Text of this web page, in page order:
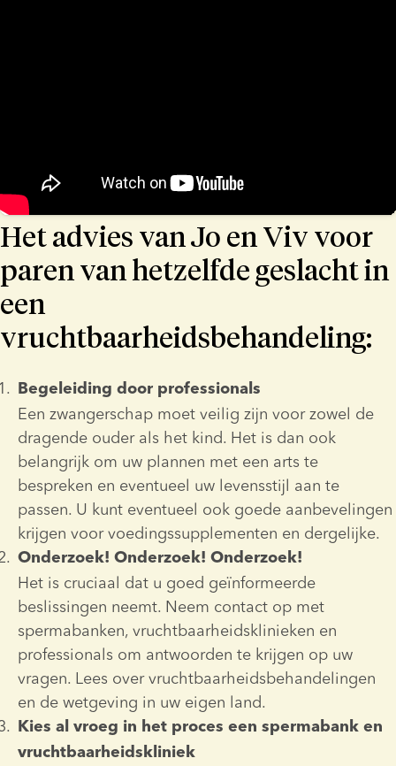
Het advies van Jo en Viv voor
paren van hetzelfde geslacht in
een
vruchtbaarheidsbehandeling:
Begeleiding door professionals
Een zwangerschap moet veilig zijn voor zowel de
dragende ouder als het kind. Het is dan ook
belangrijk om uw plannen met een arts te
bespreken en eventueel uw levensstijl aan te
passen. U kunt eventueel ook goede aanbevelingen
krijgen voor voedingssupplementen en dergelijke.
Onderzoek! Onderzoek! Onderzoek!
Het is cruciaal dat u goed geïnformeerde
beslissingen neemt. Neem contact op met
spermabanken, vruchtbaarheidsklinieken en
professionals om antwoorden te krijgen op uw
vragen. Lees over vruchtbaarheidsbehandelingen
en de wetgeving in uw eigen land.
Kies al vroeg in het proces een spermabank en
vruchtbaarheidskliniek